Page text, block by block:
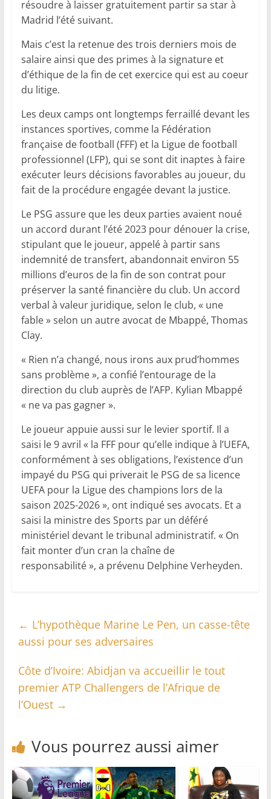
résoudre à laisser gratuitement partir sa star à
Madrid l’été suivant.
Mais c’est la retenue des trois derniers mois de
salaire ainsi que des primes à la signature et
d’éthique de la fin de cet exercice qui est au coeur
du litige.
Les deux camps ont longtemps ferraillé devant les
instances sportives, comme la Fédération
française de football (FFF) et la Ligue de football
professionnel (LFP), qui se sont dit inaptes à faire
exécuter leurs décisions favorables au joueur, du
fait de la procédure engagée devant la justice.
Le PSG assure que les deux parties avaient noué
un accord durant l’été 2023 pour dénouer la crise,
stipulant que le joueur, appelé à partir sans
indemnité de transfert, abandonnait environ 55
millions d’euros de la fin de son contrat pour
préserver la santé financière du club. Un accord
verbal à valeur juridique, selon le club, « une
fable » selon un autre avocat de Mbappé, Thomas
Clay.
« Rien n’a changé, nous irons aux prud’hommes
sans problème », a confié l’entourage de la
direction du club auprès de l’AFP. Kylian Mbappé
« ne va pas gagner ».
Le joueur appuie aussi sur le levier sportif. Il a
saisi le 9 avril « la FFF pour qu’elle indique à l’UEFA,
conformément à ses obligations, l’existence d’un
impayé du PSG qui priverait le PSG de sa licence
UEFA pour la Ligue des champions lors de la
saison 2025-2026 », ont indiqué ses avocats. Et a
saisi la ministre des Sports par un déféré
ministériel devant le tribunal administratif. « On
fait monter d’un cran la chaîne de
responsabilité », a prévenu Delphine Verheyden.
← L’hypothèque Marine Le Pen, un casse-tête
aussi pour ses adversaires
Côte d’Ivoire: Abidjan va accueillir le tout
premier ATP Challengers de l’Afrique de
l’Ouest →
Vous pourrez aussi aimer